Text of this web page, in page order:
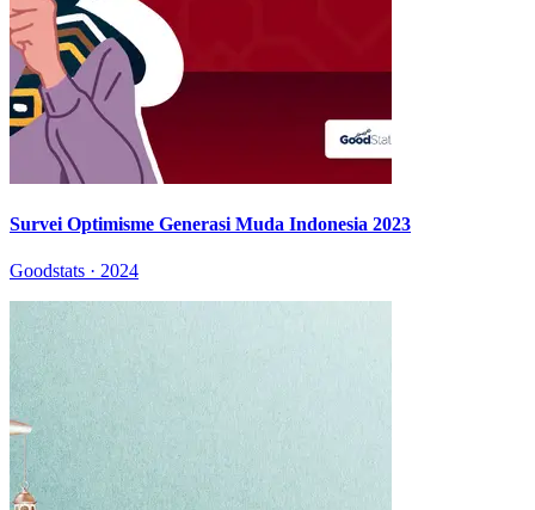
Survei Optimisme Generasi Muda Indonesia 2023
Goodstats · 2024